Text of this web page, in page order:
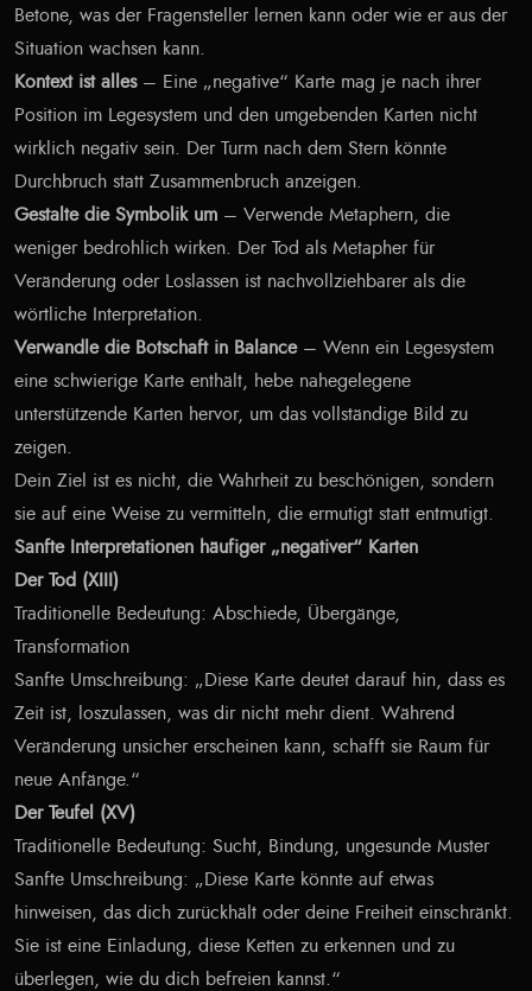
Betone, was der Fragensteller lernen kann oder wie er aus der
Situation wachsen kann.
Kontext ist alles– Eine „negative“ Karte mag je nach ihrer
Position im Legesystem und den umgebenden Karten nicht
wirklich negativ sein. Der Turm nach dem Stern könnte
Durchbruch statt Zusammenbruch anzeigen.
Gestalte die Symbolik um – Verwende Metaphern, die
weniger bedrohlich wirken. Der Tod als Metapher für
Veränderung oder Loslassen ist nachvollziehbarer als die
wörtliche Interpretation.
Verwandle die Botschaft in Balance– Wenn ein Legesystem
eine schwierige Karte enthält, hebe nahegelegene
unterstützende Karten hervor, um das vollständige Bild zu
zeigen.
Dein Ziel ist es nicht, die Wahrheit zu beschönigen, sondern
sie auf eine Weise zu vermitteln, die ermutigt statt entmutigt.
Sanfte Interpretationen häufiger „negativer“ Karten
Der Tod (XIII)
Traditionelle Bedeutung: Abschiede, Übergänge,
Transformation
Sanfte Umschreibung: „Diese Karte deutet darauf hin, dass es
Zeit ist, loszulassen, was dir nicht mehr dient. Während
Veränderung unsicher erscheinen kann, schafft sie Raum für
neue Anfänge.“
Der Teufel (XV)
Traditionelle Bedeutung: Sucht, Bindung, ungesunde Muster
Sanfte Umschreibung: „Diese Karte könnte auf etwas
hinweisen, das dich zurückhält oder deine Freiheit einschränkt.
Sie ist eine Einladung, diese Ketten zu erkennen und zu
überlegen, wie du dich befreien kannst.“